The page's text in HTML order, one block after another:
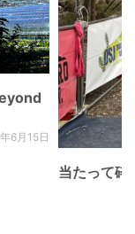
6月15日
当たって砕